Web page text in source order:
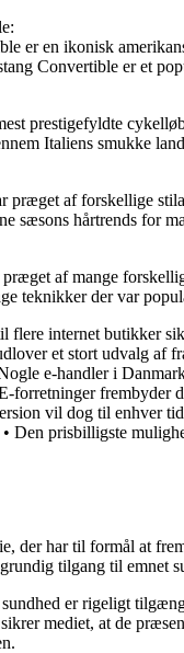
er en ikonisk
Convertible er et
prestigefyldte
Italiens smukke
præget af forskellige
sæsons hårtrends for
af mange
teknikker der var
flere internet butikker
et stort udvalg af
e-handler i
forretninger frembyder
vil dog til enhver
• Den prisbilligste
der har til formål at
tilgang til emnet
er rigeligt
mediet, at de